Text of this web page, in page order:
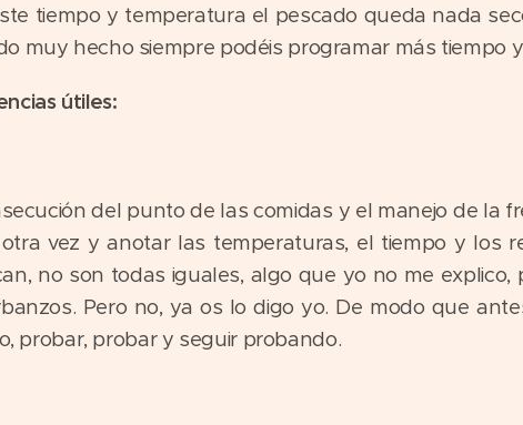
tiempo y temperatura el pescado queda nada
muy hecho siempre podéis programar más tiempo
útiles:
del punto de las comidas y el manejo de la
vez y anotar las temperaturas, el tiempo y los
no son todas iguales, algo que yo no me explico,
Pero no, ya os lo digo yo. De modo que
probar, probar y seguir probando.